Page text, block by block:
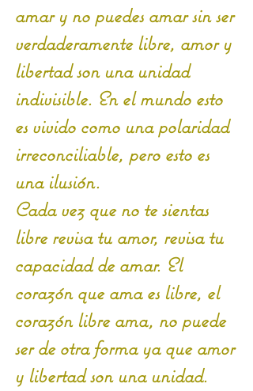
amar y no puedes amar sin ser
verdaderamente libre, amor y
libertad son una unidad
indivisible. En el mundo esto
es vivido como una polaridad
irreconciliable, pero esto es
una ilusión.
Cada vez que no te sientas
libre revisa tu amor, revisa tu
capacidad de amar. El
corazón que ama es libre, el
corazón libre ama, no puede
ser de otra forma ya que amor
y libertad son una unidad.